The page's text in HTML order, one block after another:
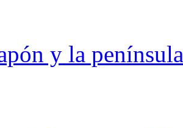
y la península